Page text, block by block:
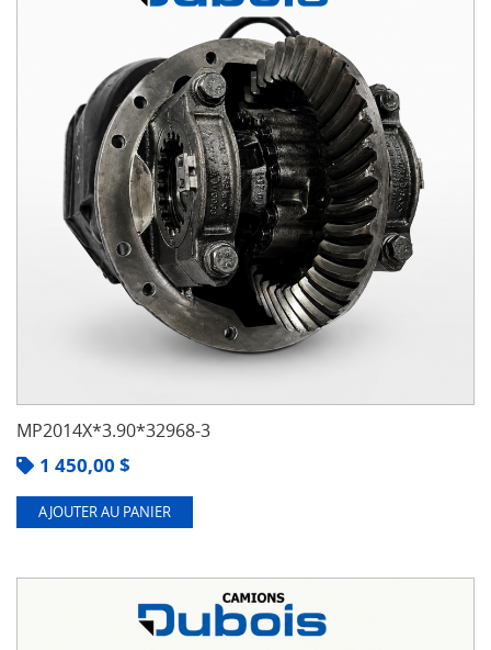
MP2014X*3.90*32968-3
1 450,00 $
AJOUTER AU PANIER